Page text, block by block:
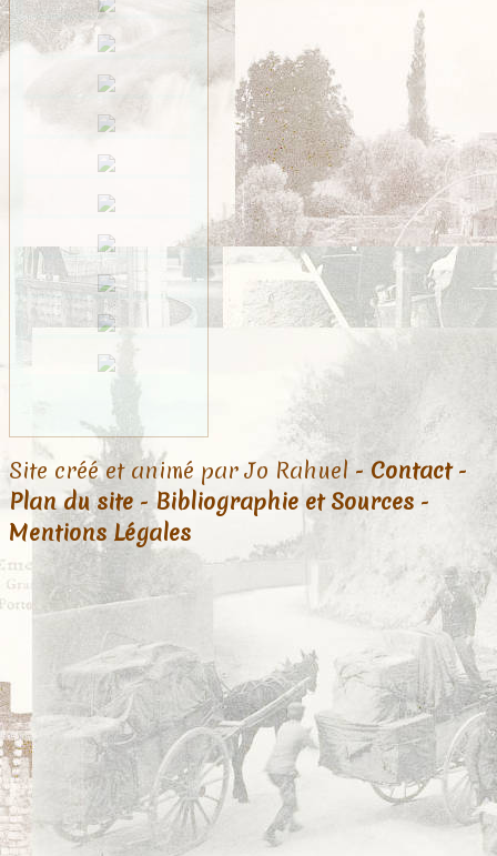
Site créé et animé par Jo Rahuel - Contact-
Plan du site -Bibliographie et Sources -
Mentions Légales